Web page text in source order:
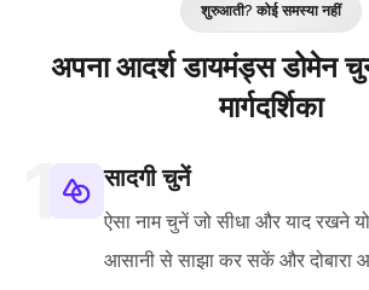
शुरुआती? कोई समस्या नहीं
अपना आदर्श डायमंड्स डोमेन
मार्गदर्शिका
सादगी चुनें
ऐसा नाम चुनें जो सीधा और याद रखने
आसानी से साझा कर सकें और दोबारा